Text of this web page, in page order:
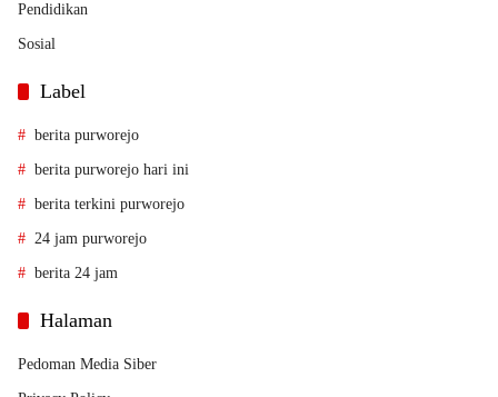
Pendidikan
Sosial
Label
berita purworejo
berita purworejo hari ini
berita terkini purworejo
24 jam purworejo
berita 24 jam
Halaman
Pedoman Media Siber